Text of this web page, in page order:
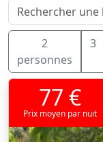
2
personnes
3
77 €
Prix moyen par nuit